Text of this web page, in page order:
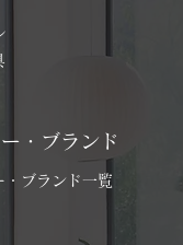
・ブランド
ブランド一覧